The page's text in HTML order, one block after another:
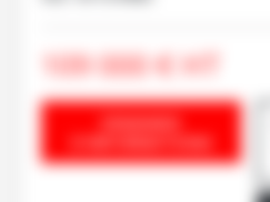
109 000€HT